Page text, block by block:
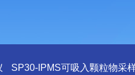
SP30-IPMS可吸入颗粒物采